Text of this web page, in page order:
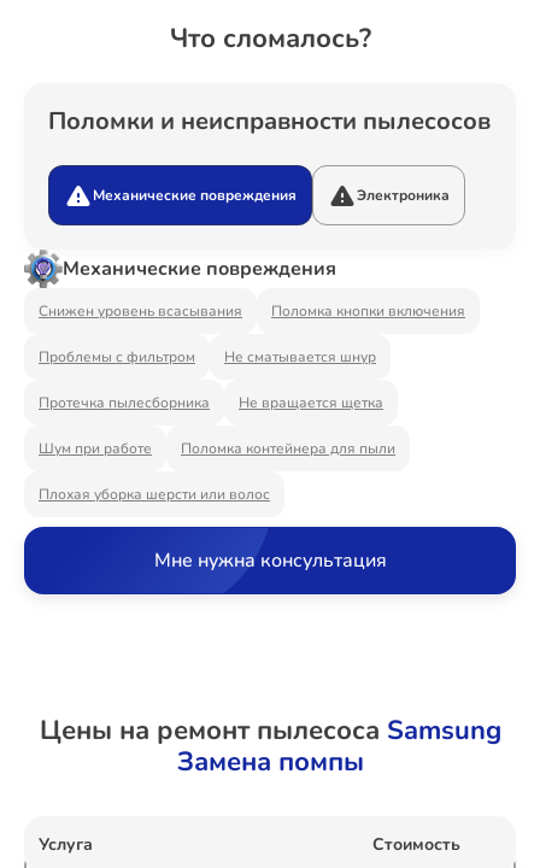
Что сломалось?
Поломки и неисправности пылесосов
Механические повреждения Электроника
Механические повреждения
Снижен уровень всасывания Поломка кнопки включения
Проблемы с фильтром Не сматывается шнур
Протечка пылесборника Не вращается щетка
Шум при работе Поломка контейнера для пыли
Плохая уборка шерсти или волос
Мне нужна консультация
Цены на ремонт пылесоса Samsung
Замена помпы
Услуга Стоимость
Ремонт Варочных панелей
Ремонт Акустических систем
Ремонт Интерактивных панелей
Ремонт Водонагревателей